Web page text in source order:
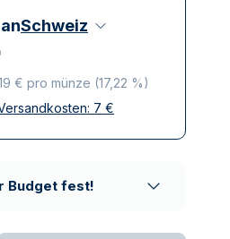
Schweiz
€ pro münze (17,22 %)
inbegriffen
7 €
Budget fest!